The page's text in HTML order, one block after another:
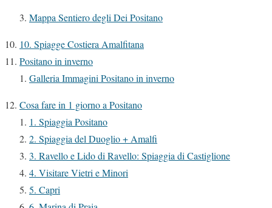
Mappa Sentiero degli Dei Positano
10. Spiagge Costiera Amalfitana
Positano in inverno
Galleria Immagini Positano in inverno
Cosa fare in 1 giorno a Positano
1. Spiaggia Positano
2. Spiaggia del Duoglio + Amalfi
3. Ravello e Lido di Ravello: Spiaggia di Castiglione
4. Visitare Vietri e Minori
5. Capri